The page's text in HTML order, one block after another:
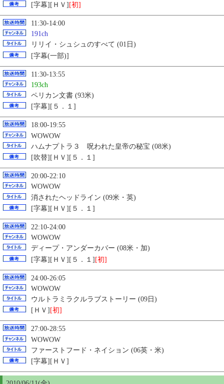
[字幕][ＨＶ] [初]
11:30-14:00
191ch
リリイ・シュシュのすべて (01日)
[字幕(一部)]
11:30-13:55
193ch
ペリカン文書 (93米)
[字幕][５．１]
18:00-19:55
WOWOW
ハムナプトラ３ 呪われた皇帝の秘宝 (08米)
[吹替][ＨＶ][５．１]
20:00-22:10
WOWOW
消されたヘッドライン (09米・英)
[字幕][ＨＶ][５．１]
22:10-24:00
WOWOW
ディープ・アンダーカバー (08米・加)
[字幕][ＨＶ][５．１][初]
24:00-26:05
WOWOW
ウルトラミラクルラブストーリー (09日)
[ＨＶ] [初]
27:00-28:55
WOWOW
ファーストフード・ネイション (06英・米)
[字幕][ＨＶ]